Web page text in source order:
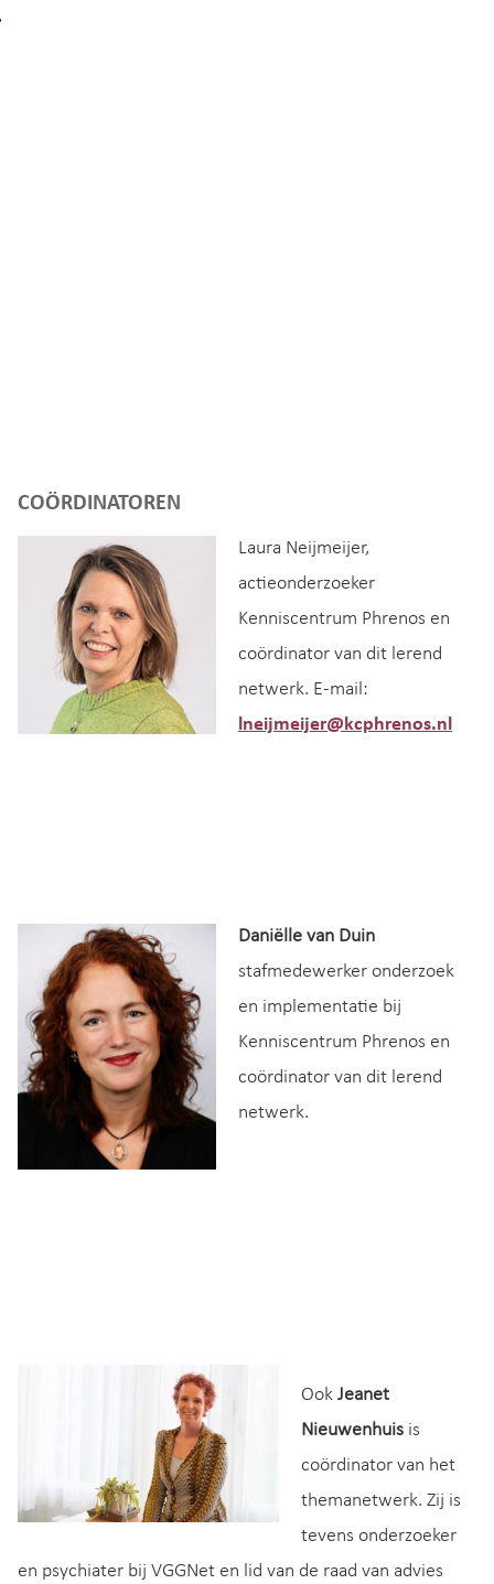
COÖRDINATOREN
Laura Neijmeijer,
actieonderzoeker
Kenniscentrum Phrenos en
coördinator van dit lerend
netwerk. E-mail:
lneijmeijer@kcphrenos.nl
Daniëlle van Duin
stafmedewerker onderzoek
en implementatie bij
Kenniscentrum Phrenos en
coördinator van dit lerend
netwerk.
Ook Jeanet
Nieuwenhuis is
coördinator van het
themanetwerk. Zij is
tevens onderzoeker
en psychiater bij VGGNet en lid van de raad van advies